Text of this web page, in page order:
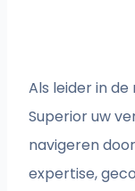
Als leider in
Superior uw
navigeren
expertise,